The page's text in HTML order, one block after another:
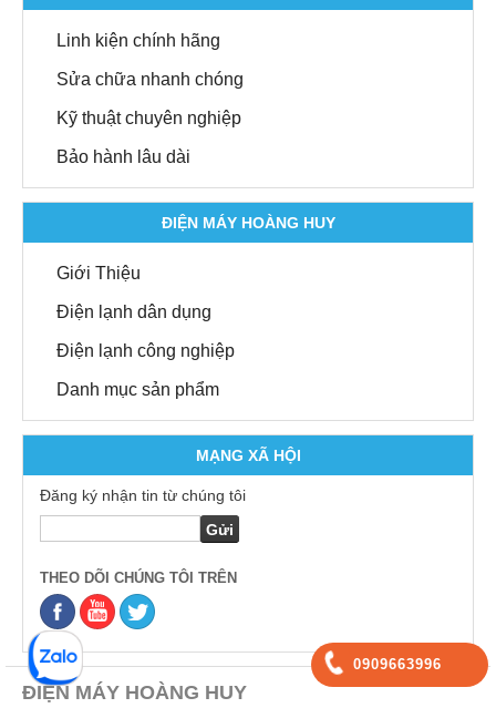
Linh kiện chính hãng
Sửa chữa nhanh chóng
Kỹ thuật chuyên nghiệp
Bảo hành lâu dài
ĐIỆN MÁY HOÀNG HUY
Giới Thiệu
Điện lạnh dân dụng
Điện lạnh công nghiệp
Danh mục sản phẩm
MẠNG XÃ HỘI
Đăng ký nhận tin từ chúng tôi
THEO DÕI CHÚNG TÔI TRÊN
ĐIỆN MÁY HOÀNG HUY
0909663996